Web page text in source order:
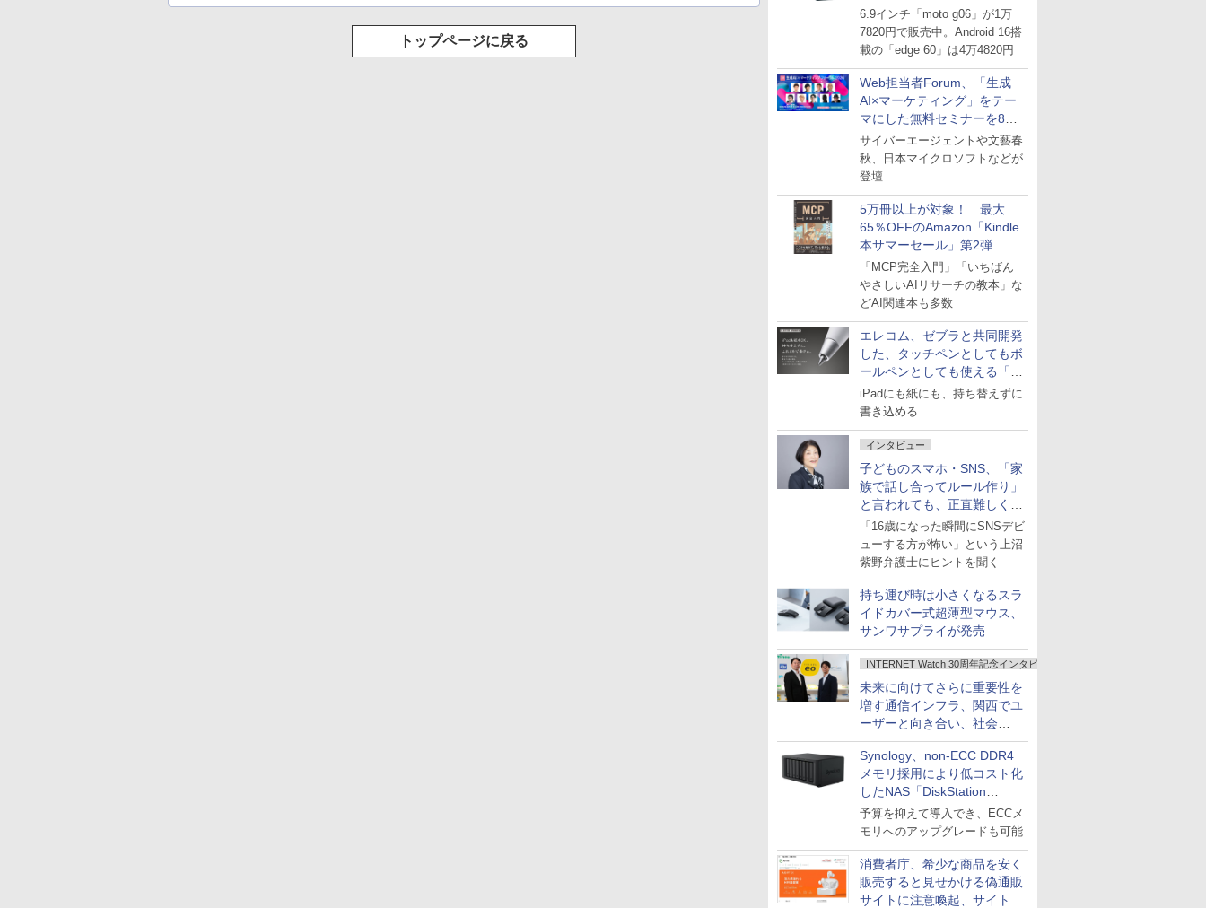
ル
6.9インチ「moto g06」が1万
7820円で販売中。Android 16搭
載の「edge 60」は4万4820円
Web担当者Forum、「生成
AI×マーケティング」をテー
マにした無料セミナーを8月
27日にオンライン開催
サイバーエージェントや文藝春
秋、日本マイクロソフトなどが
登壇
5万冊以上が対象！ 最大
65％OFFのAmazon「Kindle
本サマーセール」第2弾
「MCP完全入門」「いちばん
やさしいAIリサーチの教本」な
どAI関連本も多数
エレコム、ゼブラと共同開発
した、タッチペンとしてもボ
ールペンとしても使える「ス
タイラスツーウェイ」発売
iPadにも紙にも、持ち替えずに
書き込める
インタビュー
子どものスマホ・SNS、「家
族で話し合ってルール作り」
と言われても、正直難しくな
いですか？
「16歳になった瞬間にSNSデビ
ューする方が怖い」という上沼
紫野弁護士にヒントを聞く
持ち運び時は小さくなるスラ
イドカバー式超薄型マウス、
サンワサプライが発売
INTERNET Watch 30周年記念インタビュー
未来に向けてさらに重要性を
増す通信インフラ、関西でユ
ーザーと向き合い、社会
の“あたらしい”を起動し続け
る～オプテージ
Synology、non-ECC DDR4
メモリ採用により低コスト化
したNAS「DiskStation
neo+」シリーズ
予算を抑えて導入でき、ECCメ
モリへのアップグレードも可能
消費者庁、希少な商品を安く
販売すると見せかける偽通販
サイトに注意喚起、サイト名
トップページに戻る